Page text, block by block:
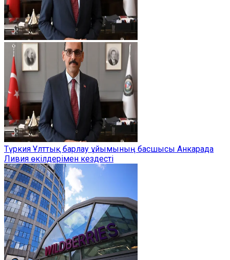
Түркия Ұлттық барлау ұйымының басшысы Анкарада
Ливия өкілдерімен кездесті